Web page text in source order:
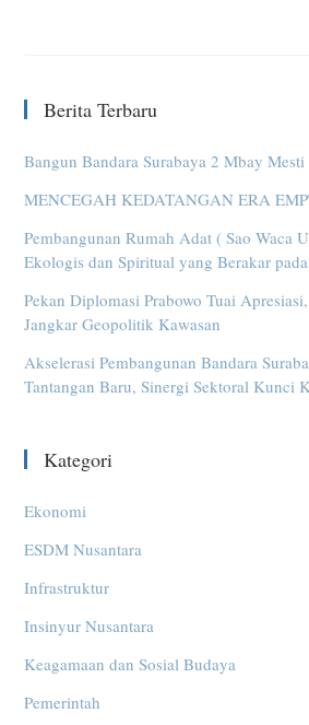
Berita Terbaru
Bangun Bandara Surabaya 2 Mbay Mesti
MENCEGAH KEDATANGAN ERA
Pembangunan Rumah Adat ( Sao Waca
Ekologis dan Spiritual yang Berakar
Pekan Diplomasi Prabowo Tuai
Jangkar Geopolitik Kawasan
Akselerasi Pembangunan Bandara
Tantangan Baru, Sinergi Sektoral Kunci
Kategori
Ekonomi
ESDM Nusantara
Infrastruktur
Insinyur Nusantara
Keagamaan dan Sosial Budaya
Pemerintah